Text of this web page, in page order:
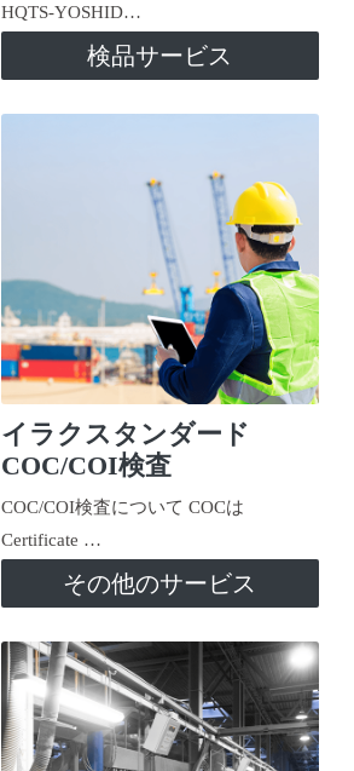
HQTS-YOSHID…
検品サービス
イラクスタンダード
COC/COI検査
COC/COI検査について COCは
Certificate …
その他のサービス